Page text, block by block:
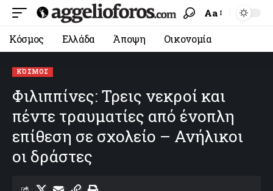
Aa
Κόσμος Ελλάδα Άποψη Οικονομία
ΚΌΣΜΟΣ
Φιλιππίνες: Τρεις νεκροί και
πέντε τραυματίες από ένοπλη
επίθεση σε σχολείο – Ανήλικοι
οι δράστες